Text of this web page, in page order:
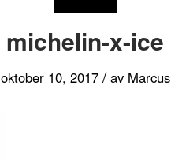
michelin-x-ice
oktober 10, 2017 / av Marcus